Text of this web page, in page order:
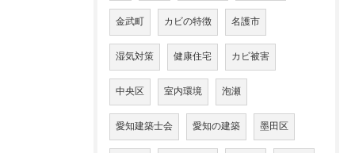
金武町 カビの特徴 名護市
湿気対策 健康住宅 カビ被害
中央区 室内環境 泡瀬
愛知建築士会 愛知の建築 墨田区